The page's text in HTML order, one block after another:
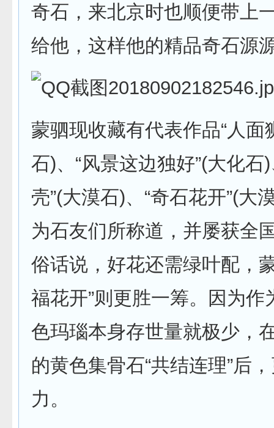
奇石，来北京时也顺便带上
给他，这样他的精品奇石源
蒙驷现收藏有代表作品“人面
石)、“风景这边独好”(大化石
壳”(大漠石)、“奇石花开”(大
为石友们所称道，并屡获全
俗话说，好花还需绿叶配，
福花开”则更胜一筹。因为作
色玛瑙本身存世量就极少，
的黄色集骨石“共结连理”后
力。